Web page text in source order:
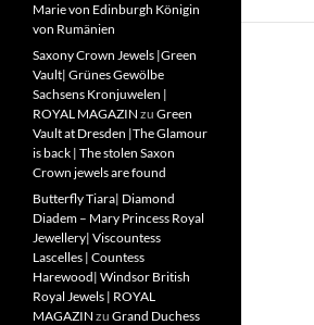
Marie von Edinburgh Königin
von Rumänien
Saxony Crown Jewels |Green
Vault| Grünes Gewölbe
Sachsens Kronjuwelen |
ROYAL MAGAZIN zu Green
Vault at Dresden |The Glamour
is back | The stolen Saxon
Crown jewels are found
Butterfly Tiara| Diamond
Diadem – Mary Princess Royal
Jewellery| Viscountess
Lascelles | Countess
Harewood| Windsor British
Royal Jewels | ROYAL
MAGAZIN zu Grand Duchess